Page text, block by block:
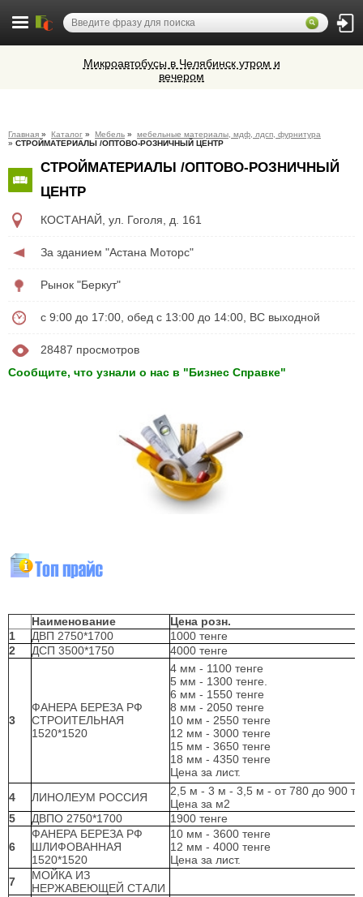
Алюминиевые окна, витражи,
фасадное остекление,
для животных.
Микроавтобусы в Челябинск утром и
вечером
Главная » Каталог » Мебель » мебельные материалы, мдф, лдсп, фурнитура
» СТРОЙМАТЕРИАЛЫ /ОПТОВО-РОЗНИЧНЫЙ ЦЕНТР
СТРОЙМАТЕРИАЛЫ /ОПТОВО-РОЗНИЧНЫЙ
ЦЕНТР
КОСТАНАЙ ул. Гоголя, д. 161
За зданием "Астана Моторс"
Рынок "Беркут"
с 9:00 до 17:00, обед с 13:00 до 14:00, ВС выходной
28487 просмотров
Сообщите, что узнали о нас в "Бизнес Справке"
Наименование
Цена розн.
1
ДВП 2750*1700
1000 тенге
2
ДСП 3500*1750 4000 тенге
3
ФАНЕРА БЕРЕЗА РФ
СТРОИТЕЛЬНАЯ
1520*1520
4 мм - 1100 тенге
5 мм - 1300 тенге.
6 мм - 1550 тенге
8 мм - 2050 тенге
10 мм - 2550 тенге
12 мм - 3000 тенге
15 мм - 3650 тенге
18 мм - 4350 тенге
Цена за лист.
4
ЛИНОЛЕУМ РОССИЯ
2,5 м - 3 м - 3,5 м - от 780 до 900
Цена за м2
5
ДВПО 2750*1700 1900 тенге
6
ФАНЕРА БЕРЕЗА РФ
ШЛИФОВАННАЯ
1520*1520
10 мм - 3600 тенге
12 мм - 4000 тенге
Цена за лист.
7
МОЙКА ИЗ
НЕРЖАВЕЮЩЕЙ СТАЛИ